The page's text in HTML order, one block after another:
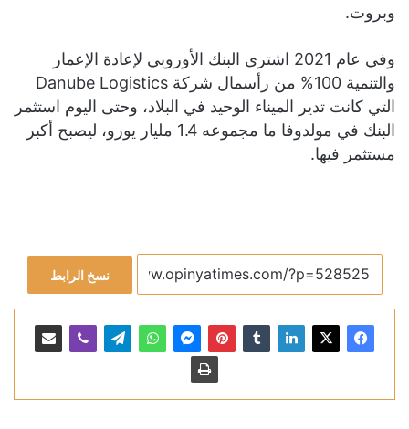
وبروت.
وفي عام 2021 اشترى البنك الأوروبي لإعادة الإعمار
والتنمية 100% من رأسمال شركة Danube Logistics
التي كانت تدير الميناء الوحيد في البلاد، وحتى اليوم استثمر
البنك في مولدوفا ما مجموعه 1.4 مليار يورو، ليصبح أكبر
مستثمر فيها.
نسخ الرابط